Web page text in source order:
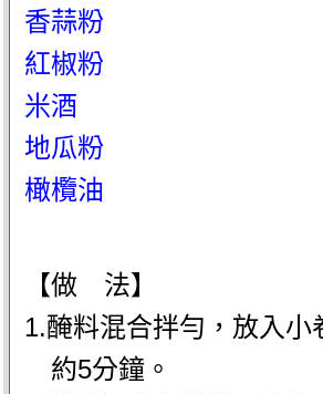
香蒜粉
紅椒粉
米酒
地瓜粉
橄欖油
【做 法】
1.醃料混合拌勻，放入小
約5分鐘。